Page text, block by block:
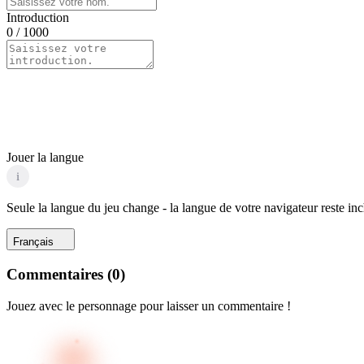
Introduction
0 / 1000
Jouer la langue
i
Seule la langue du jeu change - la langue de votre navigateur reste
Français
Commentaires (0)
Jouez avec le personnage pour laisser un commentaire !